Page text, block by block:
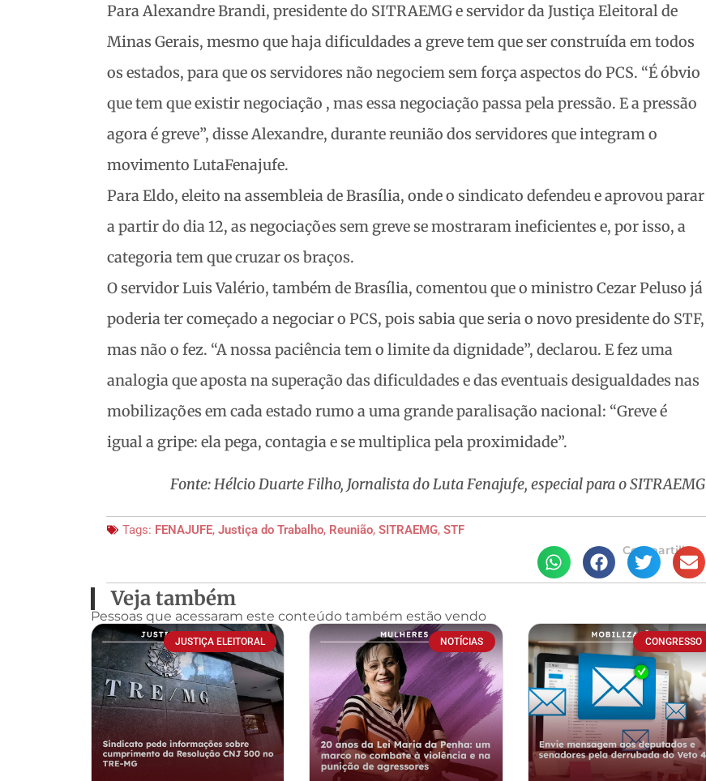
Para Alexandre Brandi, presidente do SITRAEMG e servidor da Justiça Eleitoral de
Minas Gerais, mesmo que haja dificuldades a greve tem que ser construída em todos
os estados, para que os servidores não negociem sem força aspectos do PCS. “É óbvio
que tem que existir negociação , mas essa negociação passa pela pressão. E a pressão
agora é greve”, disse Alexandre, durante reunião dos servidores que integram o
movimento LutaFenajufe.
Para Eldo, eleito na assembleia de Brasília, onde o sindicato defendeu e aprovou parar
a partir do dia 12, as negociações sem greve se mostraram ineficientes e, por isso, a
categoria tem que cruzar os braços.
O servidor Luis Valério, também de Brasília, comentou que o ministro Cezar Peluso já
poderia ter começado a negociar o PCS, pois sabia que seria o novo presidente do STF,
mas não o fez. “A nossa paciência tem o limite da dignidade”, declarou. E fez uma
analogia que aposta na superação das dificuldades e das eventuais desigualdades nas
mobilizações em cada estado rumo a uma grande paralisação nacional: “Greve é
igual a gripe: ela pega, contagia e se multiplica pela proximidade”.
Fonte: Hélcio Duarte Filho, Jornalista do Luta Fenajufe, especial para o SITRAEMG
Tags: FENAJUFE, Justiça do Trabalho, Reunião, SITRAEMG, STF
Compartilhe
Veja também
Pessoas que acessaram este conteúdo também estão vendo
JUSTIÇA ELEITORAL NOTÍCIAS CONGRESSO